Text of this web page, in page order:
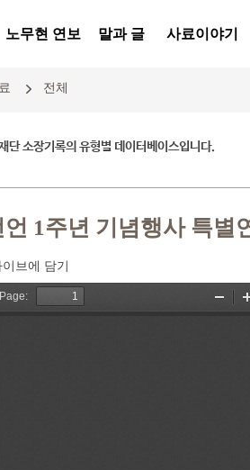
노무현 연보 말과 글 사료이야기
전체
단 소장기록의 유형별 데이터베이스입니다.
1주년 기념행사 특별
브에 담기